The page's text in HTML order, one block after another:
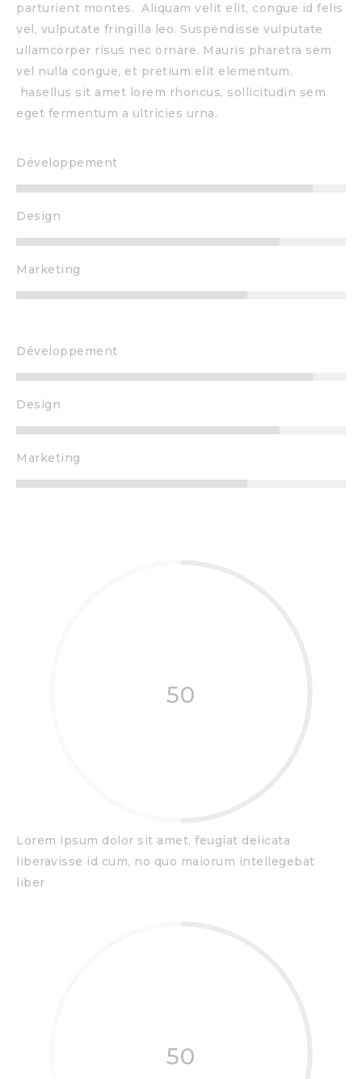
parturient montes. Aliquam velit elit, congue id felis
vel, vulputate fringilla leo. Suspendisse vulputate
ullamcorper risus nec ornare. Mauris pharetra sem
vel nulla congue, et pretium elit elementum.
hasellus sit amet lorem rhoncus, sollicitudin sem
eget fermentum a ultricies urna.
Développement
Design
Marketing
Développement
Design
Marketing
50
Lorem ipsum dolor sit amet, feugiat delicata
liberavisse id cum, no quo maiorum intellegebat
liber
50